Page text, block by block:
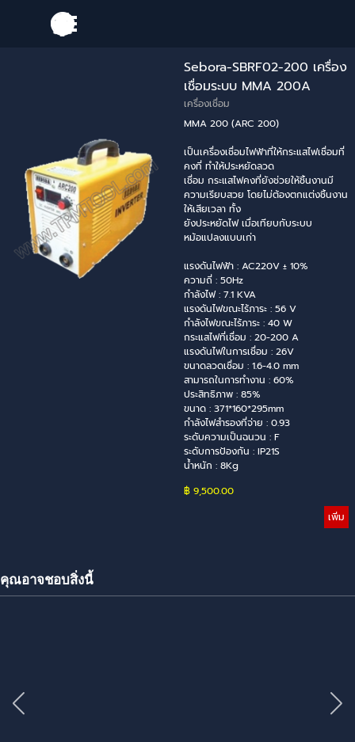
Skip menu
Sebora-SBRF02-200 เครื่อง
เชื่อมระบบ MMA 200A
เครื่องเชื่อม
MMA 200 (ARC 200)
เป็นเครื่องเชื่อมไฟฟ้าที่ให้กระแสไฟเชื่อมที่
คงที่ ทำให้ประหยัดลวด
เชื่อม กระแสไฟคงที่ยังช่วยให้ชิ้นงานมี
ความเรียบสวย โดยไม่ต้องตกแต่งชิ้นงาน
ให้เสียเวลา ทั้ง
ยังประหยัดไฟ เมื่อเทียบกับระบบ
หม้อแปลงแบบเก่า
แรงดันไฟฟ้า : AC220V ± 10%
ความถี่ : 50Hz
กำลังไฟ : 7.1 KVA
แรงดันไฟขณะไร้ภาระ : 56 V
กำลังไฟขณะไร้ภาระ : 40 W
กระแสไฟที่เชื่อม : 20-200 A
แรงดันไฟในการเชื่อม : 26V
ขนาดลวดเชื่อม : 1.6-4.0 mm
สามารถในการทำงาน : 60%
ประสิทธิภาพ : 85%
ขนาด : 371*160*295mm
กำลังไฟสำรองที่จ่าย : 0.93
ระดับความเป็นฉนวน : F
ระดับการป้องกัน : IP21S
นํ้าหนัก : 8Kg
฿ 9,500.00
เพิ่ม
คุณอาจชอบสิ่งนี้